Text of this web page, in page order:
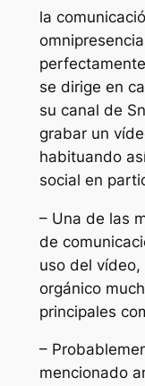
la
se dirige en
su canal de
grabar un
habituando
social en
– Una de las
de
uso del
orgánico
principales
–
mencionado